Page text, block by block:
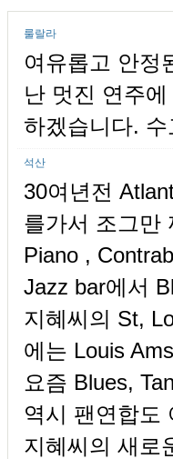
룰랄라
여유롭고 안정
난 멋진 연주
하겠습니다.
석산
30여년전
를가서 조그만
Piano ,
Jazz bar에서
지혜씨의 St,
에는 Louis
요즘 Blues,
역시 팬연합도
지혜씨의 새로